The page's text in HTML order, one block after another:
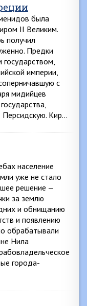
была
II Великим.
получил
Предки
государством,
империи,
с
мидийцев
Кир…
население
уже не стало
решение —
за землю
и обнищанию
и появлению
обрабатывали
Нила
города-